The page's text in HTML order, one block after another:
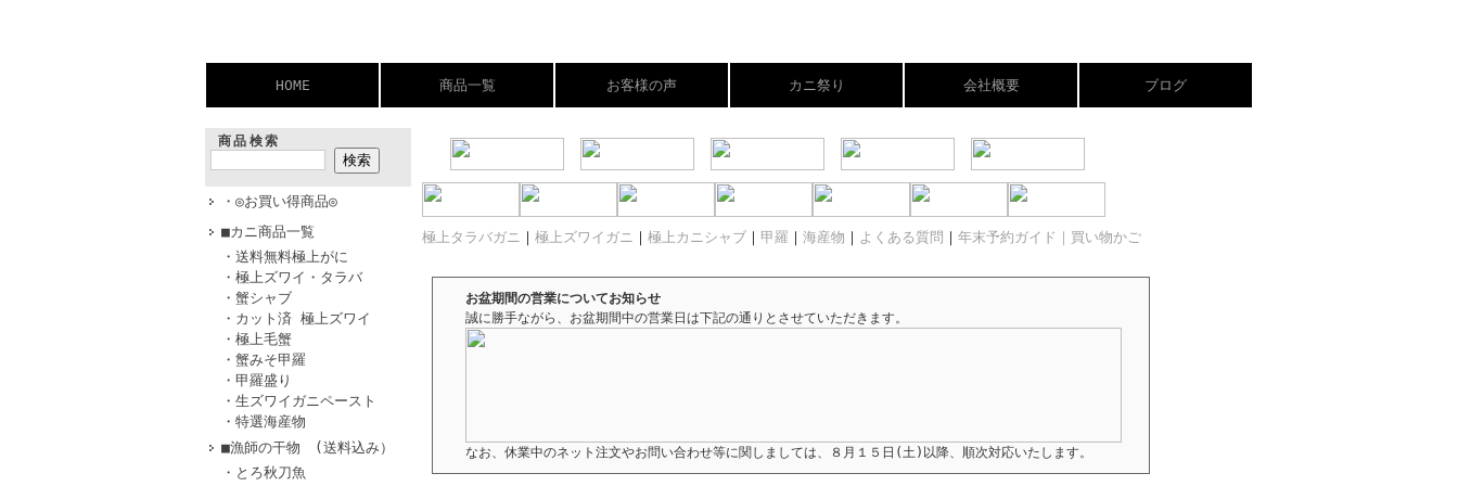
HOME 商品一覧 お客様の声 カニ祭り 会社概要 ブログ
商品検索
・◎お買い得商品◎
■カニ商品一覧
・送料無料極上がに
・極上ズワイ・タラバ
・蟹シャブ
・カット済 極上ズワイ
・極上毛蟹
・蟹みそ甲羅
・甲羅盛り
・生ズワイガニペースト
・特選海産物
■漁師の干物 (送料込み）
・とろ秋刀魚
極上タラバガニ ｜ 極上ズワイガニ ｜ 極上カニシャブ ｜ 甲羅 ｜ 海産物 ｜ よくある質問 ｜ 年末予約ガイド ｜買い物かご
お盆期間の営業についてお知らせ
誠に勝手ながら、お盆期間中の営業日は下記の通りとさせていただきます。
なお、休業中のネット注文やお問い合わせ等に関しましては、８月１５日(土)以降、順次対応いたします。